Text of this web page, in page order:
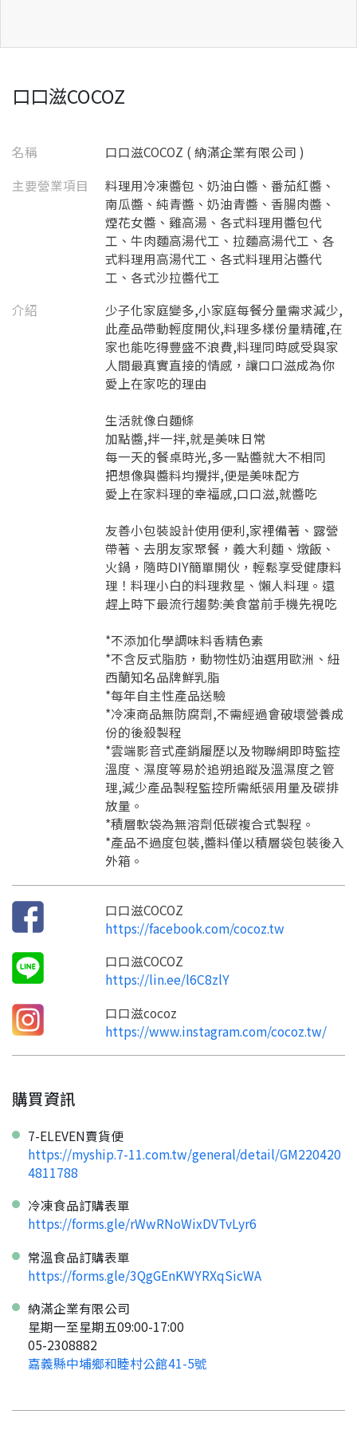
口口滋COCOZ
名稱
口口滋COCOZ ( 納滿企業有限公司 )
主要營業項目
料理用冷凍醬包、奶油白醬、番茄紅醬、
南瓜醬、純青醬、奶油青醬、香腸肉醬、
煙花女醬、雞高湯、各式料理用醬包代
工、牛肉麵高湯代工、拉麵高湯代工、各
式料理用高湯代工、各式料理用沾醬代
工、各式沙拉醬代工
介紹
少子化家庭變多,小家庭每餐分量需求減少,
此產品帶動輕度開伙,料理多樣份量精確,在
家也能吃得豐盛不浪費,料理同時感受與家
人間最真實直接的情感，讓口口滋成為你
愛上在家吃的理由
生活就像白麵條
加點醬,拌一拌,就是美味日常
每一天的餐桌時光,多一點醬就大不相同
把想像與醬料均攪拌,便是美味配方
愛上在家料理的幸福感,口口滋,就醬吃
友善小包裝設計使用便利,家裡備著、露營
帶著、去朋友家聚餐，義大利麵、燉飯、
火鍋，隨時DIY簡單開伙，輕鬆享受健康料
理！料理小白的料理救星、懶人料理。還
趕上時下最流行趨勢:美食當前手機先視吃
*不添加化學調味料香精色素
*不含反式脂肪，動物性奶油選用歐洲、紐
西蘭知名品牌鮮乳脂
*每年自主性產品送驗
*冷凍商品無防腐劑,不需經過會破壞營養成
份的後殺製程
*雲端影音式產銷履歷以及物聯網即時監控
溫度、濕度等易於追朔追蹤及溫濕度之管
理,減少產品製程監控所需紙張用量及碳排
放量。
*積層軟袋為無溶劑低碳複合式製程。
*產品不過度包裝,醬料僅以積層袋包裝後入
外箱。
口口滋COCOZ
https://facebook.com/cocoz.tw
口口滋COCOZ
https://lin.ee/l6C8zlY
口口滋cocoz
https://www.instagram.com/cocoz.tw/
購買資訊
7-ELEVEN賣貨便
https://myship.7-11.com.tw/general/detail/GM220420
4811788
冷凍食品訂購表單
https://forms.gle/rWwRNoWixDVTvLyr6
常溫食品訂購表單
https://forms.gle/3QgGEnKWYRXqSicWA
納滿企業有限公司
星期一至星期五09:00-17:00
05-2308882
嘉義縣中埔鄉和睦村公館41-5號
要註冊嗎？
嗨~這個 LINE 帳號還沒有註冊過，
只要驗證手機號碼就能完成註冊。
您要繼續嗎？
返回
請加入LINE好友
加入「嘉義優鮮」LINE 好友，
才能繼續註冊喔。
返回
註冊完成
開始填寫申請資料吧~
填寫申請資料
訊息
要申請新產品嗎？
您的申請資料正在等候審查中，
要申請新產品嗎？
查看申請進度
點擊「直接申請」按鈕開始填寫申請表。